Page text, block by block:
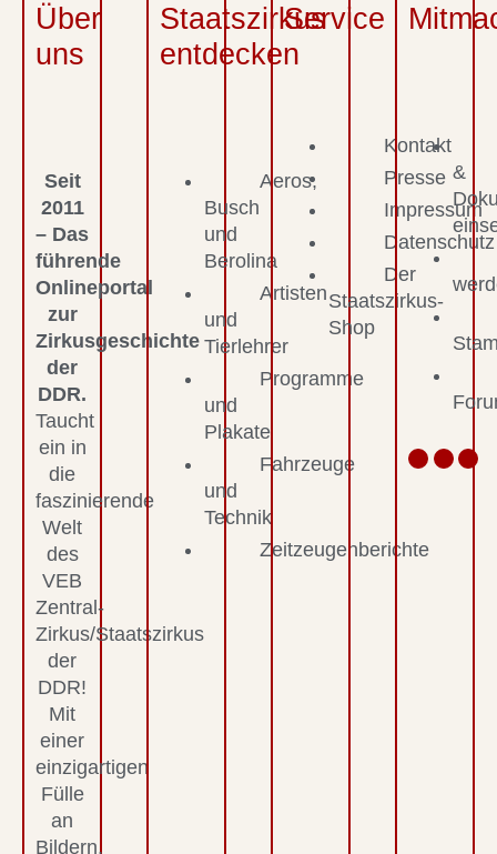
Über
uns
Seit
2011
– Das
führende
Onlineportal
zur
Zirkusgeschichte
der
DDR.
Taucht
ein in
die
faszinierende
Welt
des
VEB
Zentral-
Zirkus/Staatszirkus
der
DDR!
Mit
einer
einzigartigen
Fülle
an
Bildern,
Staatszirkus
entdecken
Aeros,
Busch
und
Berolina
Artisten
und
Tierlehrer
Programme
und
Plakate
Fahrzeuge
und
Technik
Zeitzeugenberichte
Service
Kontakt
Presse
Impressum
Datenschutz
Der
Staatszirkus-
Shop
&